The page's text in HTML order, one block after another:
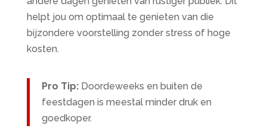
helpt jou om optimaal te genieten van die
bijzondere voorstelling zonder stress of hoge
kosten.
Pro Tip:Doordeweeks en buiten de
feestdagen is meestal minder druk en
goedkoper.